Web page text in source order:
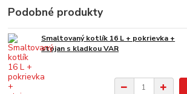
Podobné produkty
Smaltovaný kotlík 16 L + pokrievka +
stojan s kladkou VAR